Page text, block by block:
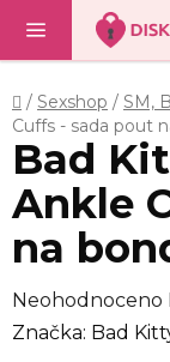
obsah
Domů
/ Sexshop / SM,
Cuffs - sada pout
Bad
Ankle
na
Průměrné
hodnocení
Neohodnoceno
Značka: Bad